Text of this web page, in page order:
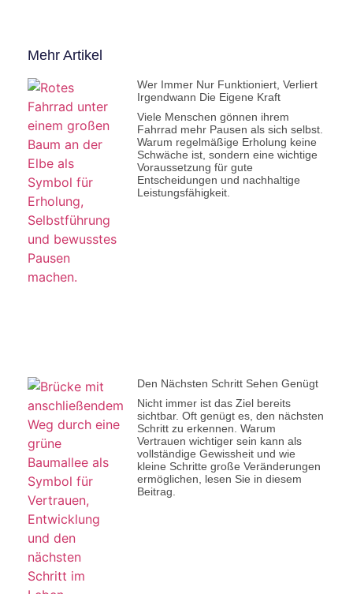
Mehr Artikel
Wer Immer Nur Funktioniert, Verliert
Irgendwann Die Eigene Kraft
Viele Menschen gönnen ihrem
Fahrrad mehr Pausen als sich selbst.
Warum regelmäßige Erholung keine
Schwäche ist, sondern eine wichtige
Voraussetzung für gute
Entscheidungen und nachhaltige
Leistungsfähigkeit.
Den Nächsten Schritt Sehen Genügt
Nicht immer ist das Ziel bereits
sichtbar. Oft genügt es, den nächsten
Schritt zu erkennen. Warum
Vertrauen wichtiger sein kann als
vollständige Gewissheit und wie
kleine Schritte große Veränderungen
ermöglichen, lesen Sie in diesem
Beitrag.